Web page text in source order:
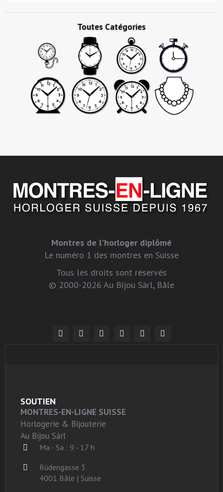
Toutes Catégories
Montres de l'horloger diplômé
Le numéro 1 des montres en Suisse
Tous les droits sont réservés
© 2000-2026 Au Bijou Sàrl, Bâle
SOUTIEN
MONTRES-EN-LIGNE SUISSE
Horlogerie & Bijouterie
Au Bijou Sàrl
Ma - Sa : 9 - 17 h
Rüdengasse 3
4001 Bâle | Suisse